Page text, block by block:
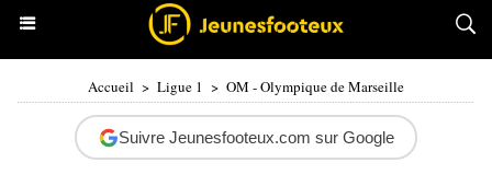
Accueil > Ligue 1 > OM - Olympique de Marseille
Suivre Jeunesfooteux.com sur Google